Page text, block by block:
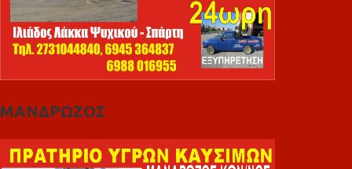
ΜΑΝΔΡΩΖΟΣ